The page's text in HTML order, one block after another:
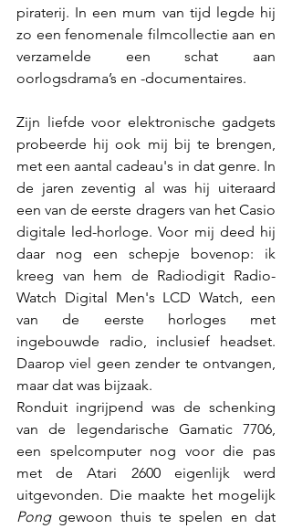
piraterij. In een mum van tijd legde hij
zo een fenomenale filmcollectie aan en
verzamelde een schat aan
oorlogsdrama’s en -documentaires.
Zijn liefde voor elektronische gadgets
probeerde hij ook mij bij te brengen,
met een aantal cadeau's in dat genre. In
de jaren zeventig al was hij uiteraard
een van de eerste dragers van het Casio
digitale led-horloge. Voor mij deed hij
daar nog een schepje bovenop: ik
kreeg van hem de Radiodigit Radio-
Watch Digital Men's LCD Watch, een
van de eerste horloges met
ingebouwde radio, inclusief headset.
Daarop viel geen zender te ontvangen,
maar dat was bijzaak.
Ronduit ingrijpend was de schenking
van de legendarische Gamatic 7706,
een spelcomputer nog voor die pas
met de Atari 2600 eigenlijk werd
Pong gewoon thuis te spelen en dat